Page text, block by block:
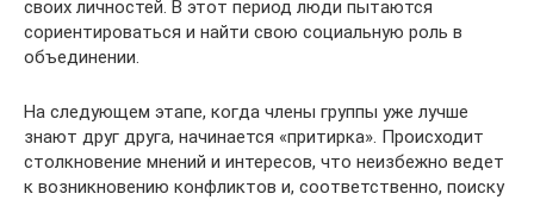
своих личностей. В этот период люди пытаются
сориентироваться и найти свою социальную роль в
объединении.
На следующем этапе, когда члены группы уже лучше
знают друг друга, начинается «притирка». Происходит
столкновение мнений и интересов, что неизбежно ведет
к возникновению конфликтов и, соответственно, поиску